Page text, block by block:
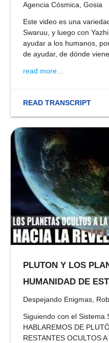
Agencia Cósmica, Gosia
Este video es una
Swaruu, y luego con
ayudar a los humanos,
de ayudar, de dónde
read more...
READ TRANSCRIPT
PLUTON Y LOS
HUMANIDAD DE
Despejando Enigmas,
Siguiendo con el Sistema
HABLAREMOS DE
RESTANTES OCULTOS